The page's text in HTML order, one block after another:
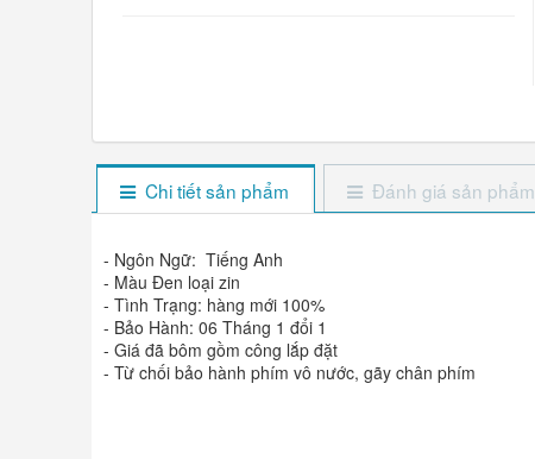
Chi tiết sản phẩm Đánh giá sản phẩm
- Ngôn Ngữ: Tiếng Anh
- Màu Đen loại zin
- Tình Trạng: hàng mới 100%
- Bảo Hành: 06 Tháng 1 đổi 1
- Giá đã bôm gồm công lắp đặt
- Từ chối bảo hành phím vô nước, gãy chân phím